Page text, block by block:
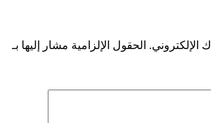
الإلكتروني. الحقول الإلزامية مشار إليها بـ